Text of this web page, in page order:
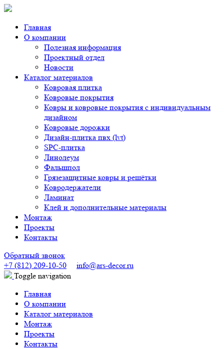
Главная
О компании
Полезная информация
Проектный отдел
Новости
Каталог материалов
Ковровая плитка
Ковровые покрытия
Ковры и ковровые покрытия с индивидуальным
дизайном
Ковровые дорожки
Дизайн-плитка пвх (lvt)
SPC-плитка
Линолеум
Фальшпол
Грязезащитные ковры и решётки
Ковродержатели
Ламинат
Клей и дополнительные материалы
Монтаж
Проекты
Контакты
Обратный звонок
+7 (812) 209-10-50
info@ars-decor.ru
Toggle navigation
Главная
О компании
Каталог материалов
Монтаж
Проекты
Контакты